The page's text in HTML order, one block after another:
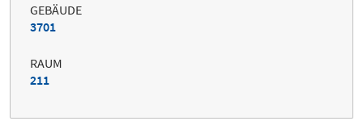
GEBÄUDE
3701
RAUM
211